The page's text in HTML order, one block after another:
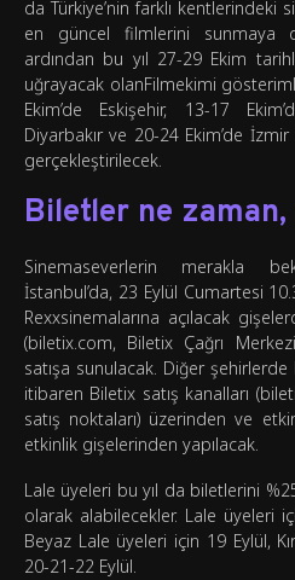
da Türkiye’nin farklı kentlerindeki
en güncel filmlerini sunmaya
ardından bu yıl 27-29 Ekim
uğrayacak olanFilmekimi
Ekim’de Eskişehir, 13-17
Diyarbakır ve 20-24 Ekim’de
gerçekleştirilecek.
Biletler ne zaman,
Sinemaseverlerin merakla
İstanbul’da, 23 Eylül Cumartesi
Rexxsinemalarına açılacak
(biletix.com, Biletix Çağrı
satışa sunulacak. Diğer şehirlerde
itibaren Biletix satış kanalları
satış noktaları) üzerinden ve
etkinlik gişelerinden yapılacak.
Lale üyeleri bu yıl da biletlerini
olarak alabilecekler. Lale üyeleri
Beyaz Lale üyeleri için 19 Eylül,
20-21-22 Eylül.